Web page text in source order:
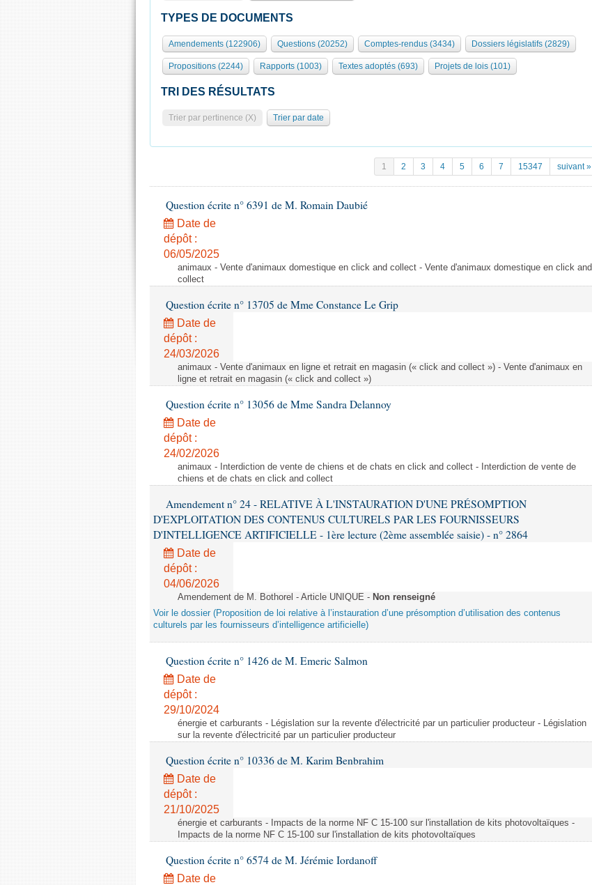
TYPES DE DOCUMENTS
Amendements (122906) Questions (20252) Comptes-rendus (3434) Dossiers législatifs (2829)
Propositions (2244) Rapports (1003) Textes adoptés (693) Projets de lois (101)
TRI DES RÉSULTATS
Trier par pertinence (X) Trier par date
1 2 3 4 5 6 7 15347 suivant »
Question écrite n° 6391 de M. Romain Daubié
Date de
dépôt :
06/05/2025
animaux - Vente d'animaux domestique en click and collect - Vente d'animaux domestique en click and
collect
Question écrite n° 13705 de Mme Constance Le Grip
Date de
dépôt :
24/03/2026
animaux - Vente d'animaux en ligne et retrait en magasin (« click and collect ») - Vente d'animaux en
ligne et retrait en magasin (« click and collect »)
Question écrite n° 13056 de Mme Sandra Delannoy
Date de
dépôt :
24/02/2026
animaux - Interdiction de vente de chiens et de chats en click and collect - Interdiction de vente de
chiens et de chats en click and collect
Amendement n° 24 - RELATIVE À L'INSTAURATION D'UNE PRÉSOMPTION
D'EXPLOITATION DES CONTENUS CULTURELS PAR LES FOURNISSEURS
D'INTELLIGENCE ARTIFICIELLE - 1ère lecture (2ème assemblée saisie) - n° 2864
Date de
dépôt :
04/06/2026
Amendement de M. Bothorel - Article UNIQUE - Non renseigné
Voir le dossier (Proposition de loi relative à l’instauration d’une présomption d’utilisation des contenus
culturels par les fournisseurs d’intelligence artificielle)
Question écrite n° 1426 de M. Emeric Salmon
Date de
dépôt :
29/10/2024
énergie et carburants - Législation sur la revente d'électricité par un particulier producteur - Législation
sur la revente d'électricité par un particulier producteur
Question écrite n° 10336 de M. Karim Benbrahim
Date de
dépôt :
21/10/2025
énergie et carburants - Impacts de la norme NF C 15-100 sur l'installation de kits photovoltaïques -
Impacts de la norme NF C 15-100 sur l'installation de kits photovoltaïques
Question écrite n° 6574 de M. Jérémie Iordanoff
Date de